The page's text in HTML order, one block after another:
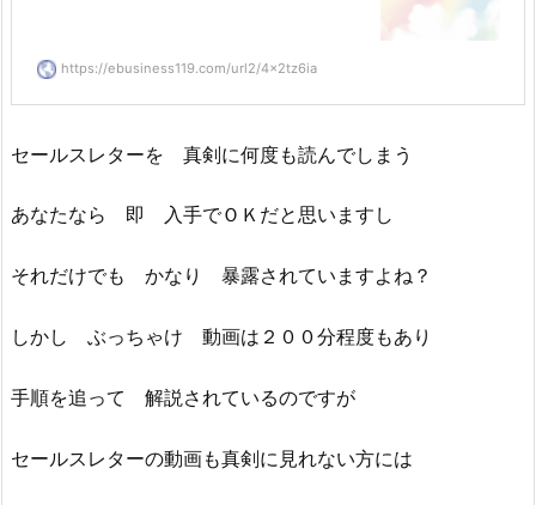
https://ebusiness119.com/url2/4x2tz6ia
セールスレターを 真剣に何度も読んでしまう
あなたなら 即 入手でＯＫだと思いますし
それだけでも かなり 暴露されていますよね？
しかし ぶっちゃけ 動画は２００分程度もあり
手順を追って 解説されているのですが
セールスレターの動画も真剣に見れない方には